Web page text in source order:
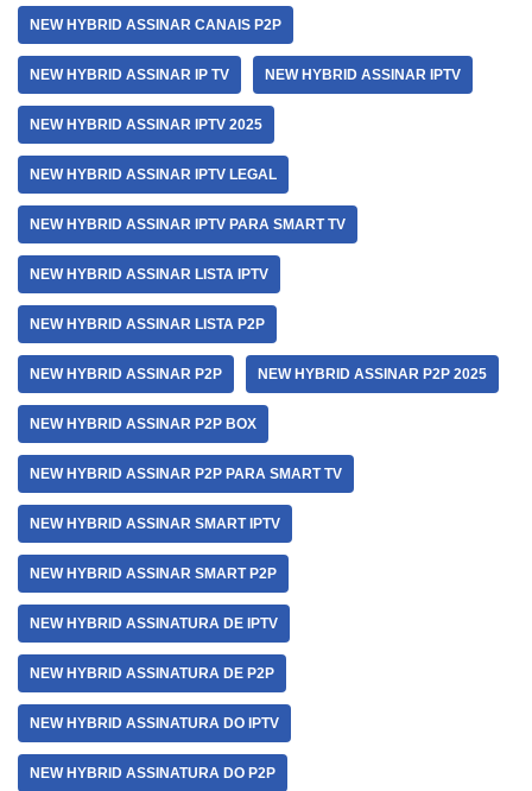
NEW HYBRID ASSINAR CANAIS P2P
NEW HYBRID ASSINAR IP TV NEW HYBRID ASSINAR IPTV
NEW HYBRID ASSINAR IPTV 2025
NEW HYBRID ASSINAR IPTV LEGAL
NEW HYBRID ASSINAR IPTV PARA SMART TV
NEW HYBRID ASSINAR LISTA IPTV
NEW HYBRID ASSINAR LISTA P2P
NEW HYBRID ASSINAR P2P NEW HYBRID ASSINAR P2P 2025
NEW HYBRID ASSINAR P2P BOX
NEW HYBRID ASSINAR P2P PARA SMART TV
NEW HYBRID ASSINAR SMART IPTV
NEW HYBRID ASSINAR SMART P2P
NEW HYBRID ASSINATURA DE IPTV
NEW HYBRID ASSINATURA DE P2P
NEW HYBRID ASSINATURA DO IPTV
NEW HYBRID ASSINATURA DO P2P